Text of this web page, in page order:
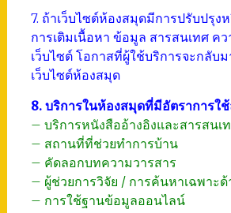
7. ถ้าเว็บไซต์ห้องสมุดมีการปรับปรุ
การเติมเนื้อหา ข้อมูล สารสนเทศ ค
เว็บไซต์ โอกาสที่ผู้ใช้บริการจะกลับ
เว็บไซต์ห้องสมุด
8. บริการในห้องสมุดที่มีอัตราการใ
– บริการหนังสืออ้างอิงและสารสนเ
– สถานที่ที่ช่วยทำการบ้าน
– คัดลอกบทความวารสาร
– ผู้ช่วยการวิจัย / การค้นหาเฉพาะ
– การใช้ฐานข้อมูลออนไลน์